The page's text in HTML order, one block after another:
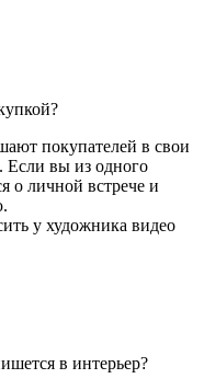
покупателей в свои
Если вы из одного
о личной встрече и
у художника видео
в интерьер?